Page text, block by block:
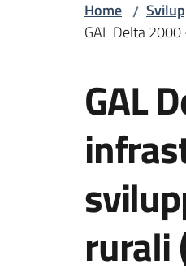
Home /
GAL Delta
GAL
rurali